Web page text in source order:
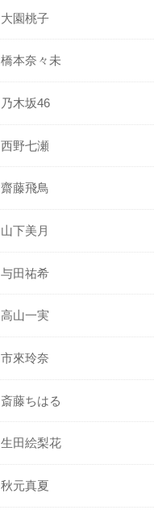
大園桃子
橋本奈々未
乃木坂46
西野七瀬
齋藤飛鳥
山下美月
与田祐希
高山一実
市來玲奈
斎藤ちはる
生田絵梨花
秋元真夏